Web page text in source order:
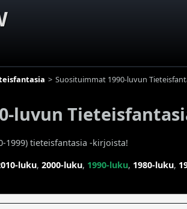
Suosituimmat 1990-luvun
luvun
1999) tieteisfantasia -kirjoista!
luku, 2000-luku, 1990-luku, 1980-luku,